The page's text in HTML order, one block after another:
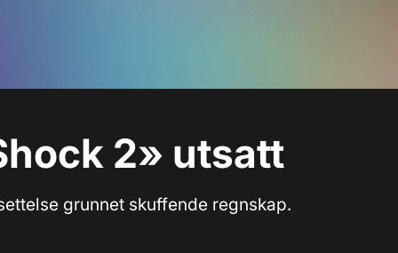
2» utsatt
grunnet skuffende regnskap.